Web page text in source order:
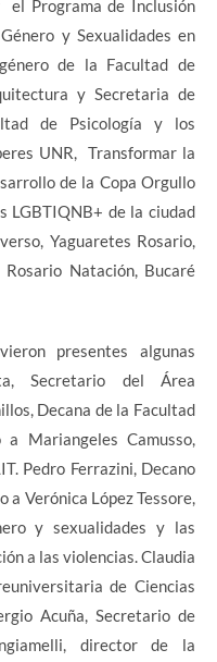
el Programa de Inclusión
y Sexualidades en
de la Facultad de
y Secretaria de
de Psicología y los
UNR, Transformar la
de la Copa Orgullo
LGBTIQNB+ de la ciudad
Yaguaretes Rosario,
Natación, Bucaré
presentes algunas
Secretario del Área
Decana de la Facultad
Mariangeles Camusso,
Pedro Ferrazini, Decano
Verónica López Tessore,
y sexualidades y las
a las violencias. Claudia
de Ciencias
Acuña, Secretario de
director de la